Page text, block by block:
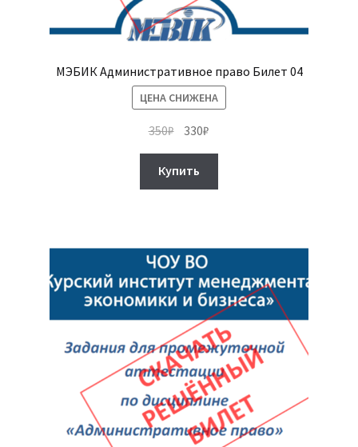
МЭБИК Административное право Билет 04
ЦЕНА СНИЖЕНА
350₽ Первоначальная
цена
составляла
350₽.
330₽
цена:
Купить